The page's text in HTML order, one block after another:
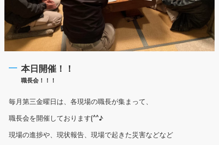
本日開催！！
職長会！！！
毎月第三金曜日は、各現場の職長が集まって、
職長会を開催しております(^^♪
現場の進捗や、現状報告、現場で起きた災害などなど